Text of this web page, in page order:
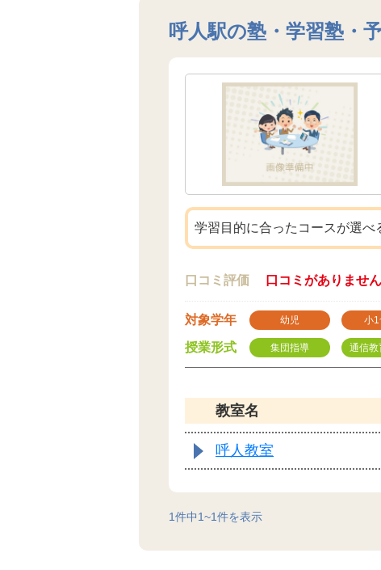
呼人駅の塾・学習塾・
学習目的に合ったコースが選べ
口コミ評価 口コミがありません
対象学年 幼児 小
授業形式 集団指導 通信教
教室名
呼人教室
1件中1~1件を表示